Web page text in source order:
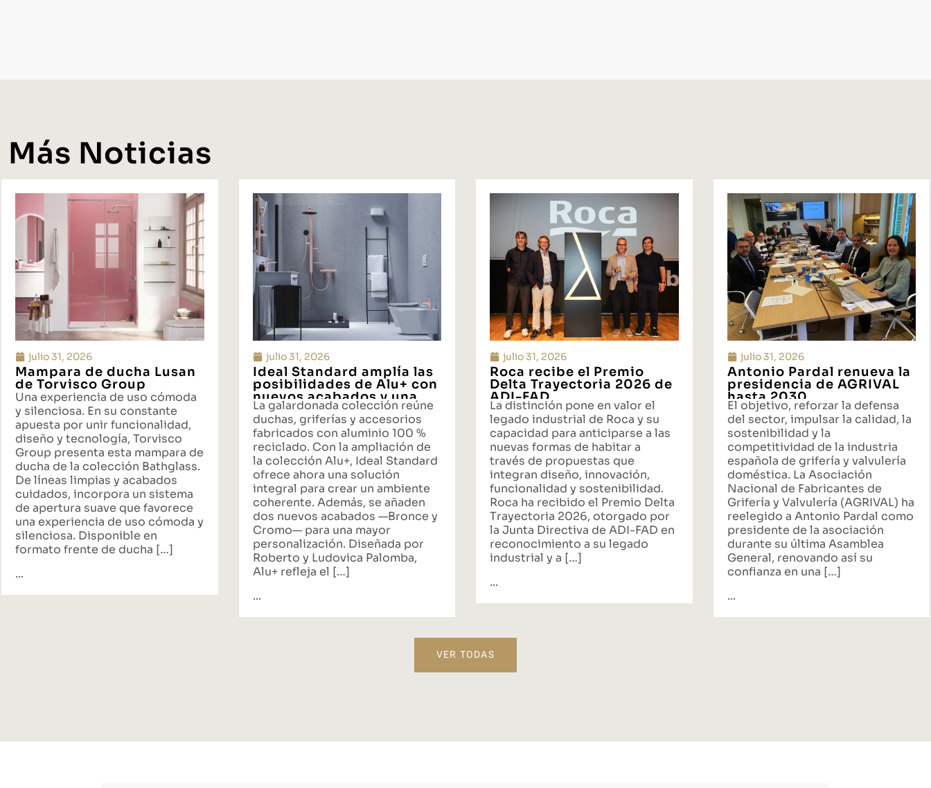
Más Noticias
julio 31, 2026
Mampara de ducha Lusan
de Torvisco Group
Una experiencia de uso cómoda
y silenciosa. En su constante
apuesta por unir funcionalidad,
diseño y tecnología, Torvisco
Group presenta esta mampara de
ducha de la colección Bathglass.
De líneas limpias y acabados
cuidados, incorpora un sistema
de apertura suave que favorece
una experiencia de uso cómoda y
silenciosa. Disponible en
formato frente de ducha […]
...
julio 31, 2026
Ideal Standard amplía las
posibilidades de Alu+ con
nuevos acabados y una
propuesta integral de
baño
La galardonada colección reúne
duchas, griferías y accesorios
fabricados con aluminio 100 %
reciclado. Con la ampliación de
la colección Alu+, Ideal Standard
ofrece ahora una solución
integral para crear un ambiente
coherente. Además, se añaden
dos nuevos acabados —Bronce y
Cromo— para una mayor
personalización. Diseñada por
Roberto y Ludovica Palomba,
Alu+ refleja el […]
...
julio 31, 2026
Roca recibe el Premio
Delta Trayectoria 2026 de
ADI-FAD
La distinción pone en valor el
legado industrial de Roca y su
capacidad para anticiparse a las
nuevas formas de habitar a
través de propuestas que
integran diseño, innovación,
funcionalidad y sostenibilidad.
Roca ha recibido el Premio Delta
Trayectoria 2026, otorgado por
la Junta Directiva de ADI-FAD en
reconocimiento a su legado
industrial y a […]
...
julio 31, 2026
Antonio Pardal renueva la
presidencia de AGRIVAL
hasta 2030
El objetivo, reforzar la defensa
del sector, impulsar la calidad, la
sostenibilidad y la
competitividad de la industria
española de grifería y valvulería
doméstica. La Asociación
Nacional de Fabricantes de
Grifería y Valvulería (AGRIVAL) ha
reelegido a Antonio Pardal como
presidente de la asociación
durante su última Asamblea
General, renovando así su
confianza en una […]
...
VER TODAS